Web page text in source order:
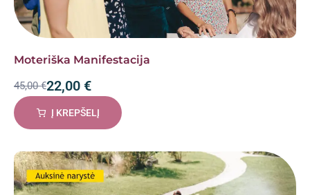
Moteriška Manifestacija
45,00€22,00 €
Į KREPŠELĮ